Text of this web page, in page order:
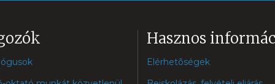
Hasznos
Elérhetõségek